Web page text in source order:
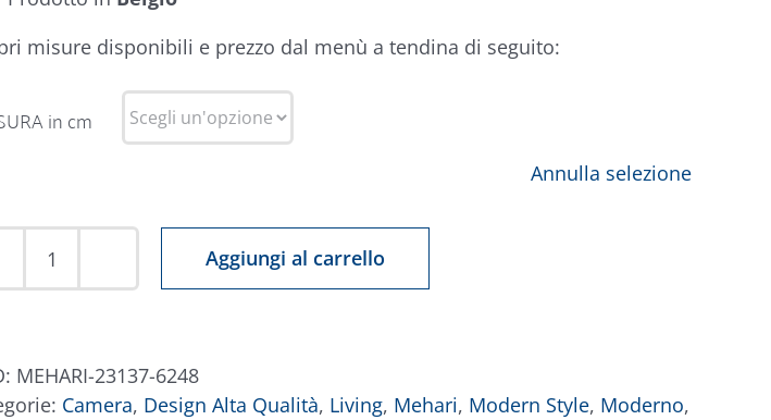
misure disponibili e prezzo dal menù a tendina di seguito:
in cm
Annulla selezione
Tappeto
quantità
Aggiungi al carrello
MEHARI-23137-6248
Camera, Design Alta Qualità, Living, Mehari, Modern Style, Moderno,